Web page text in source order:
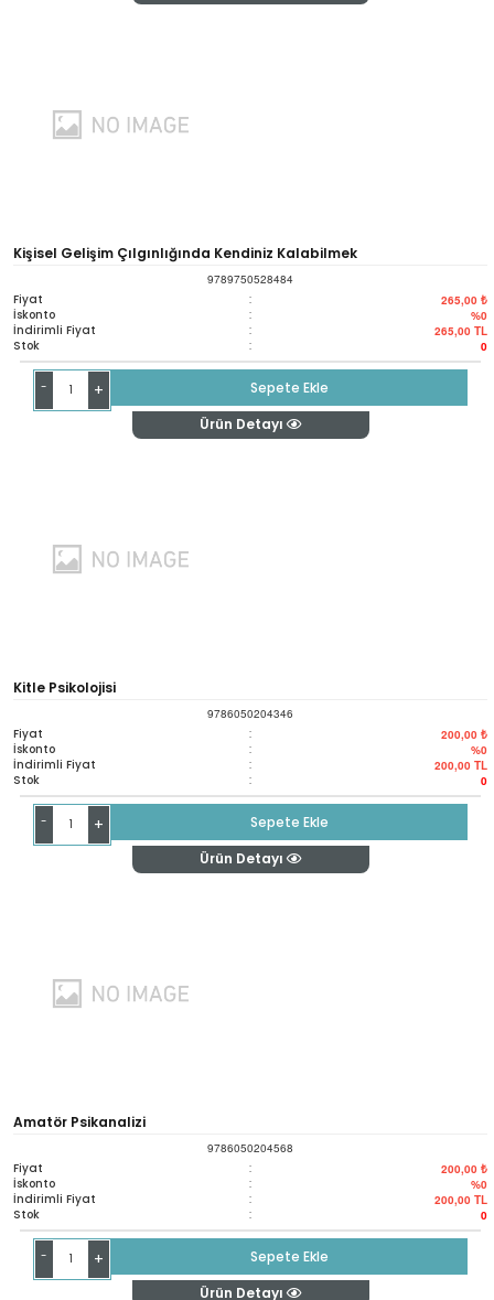
Kişisel Gelişim Çılgınlığında Kendiniz Kalabilmek
9789750528484
Fiyat : 265,00 ₺
İskonto : %0
İndirimli Fiyat : 265,00 TL
Stok : 0
- +
Sepete Ekle
Ürün Detayı
Kitle Psikolojisi
9786050204346
Fiyat : 200,00 ₺
İskonto : %0
İndirimli Fiyat : 200,00 TL
Stok : 0
- +
Sepete Ekle
Ürün Detayı
Amatör Psikanalizi
9786050204568
Fiyat : 200,00 ₺
İskonto : %0
İndirimli Fiyat : 200,00 TL
Stok : 0
- +
Sepete Ekle
Ürün Detayı